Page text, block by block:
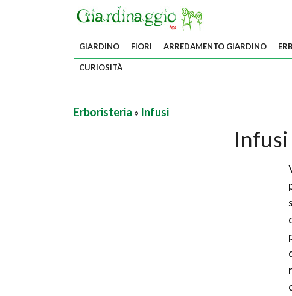
GIARDINO FIORI ARREDAMENTO GIARDINO
CURIOSITÀ
Erboristeria » Infusi